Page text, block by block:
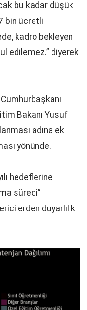
bu kadar düşük
bin ücretli
kadro bekleyen
edilemez.” diyerek
Bakanı Yusuf
adına ek
yönünde.
hedeflerine
süreci”
duyarlılık